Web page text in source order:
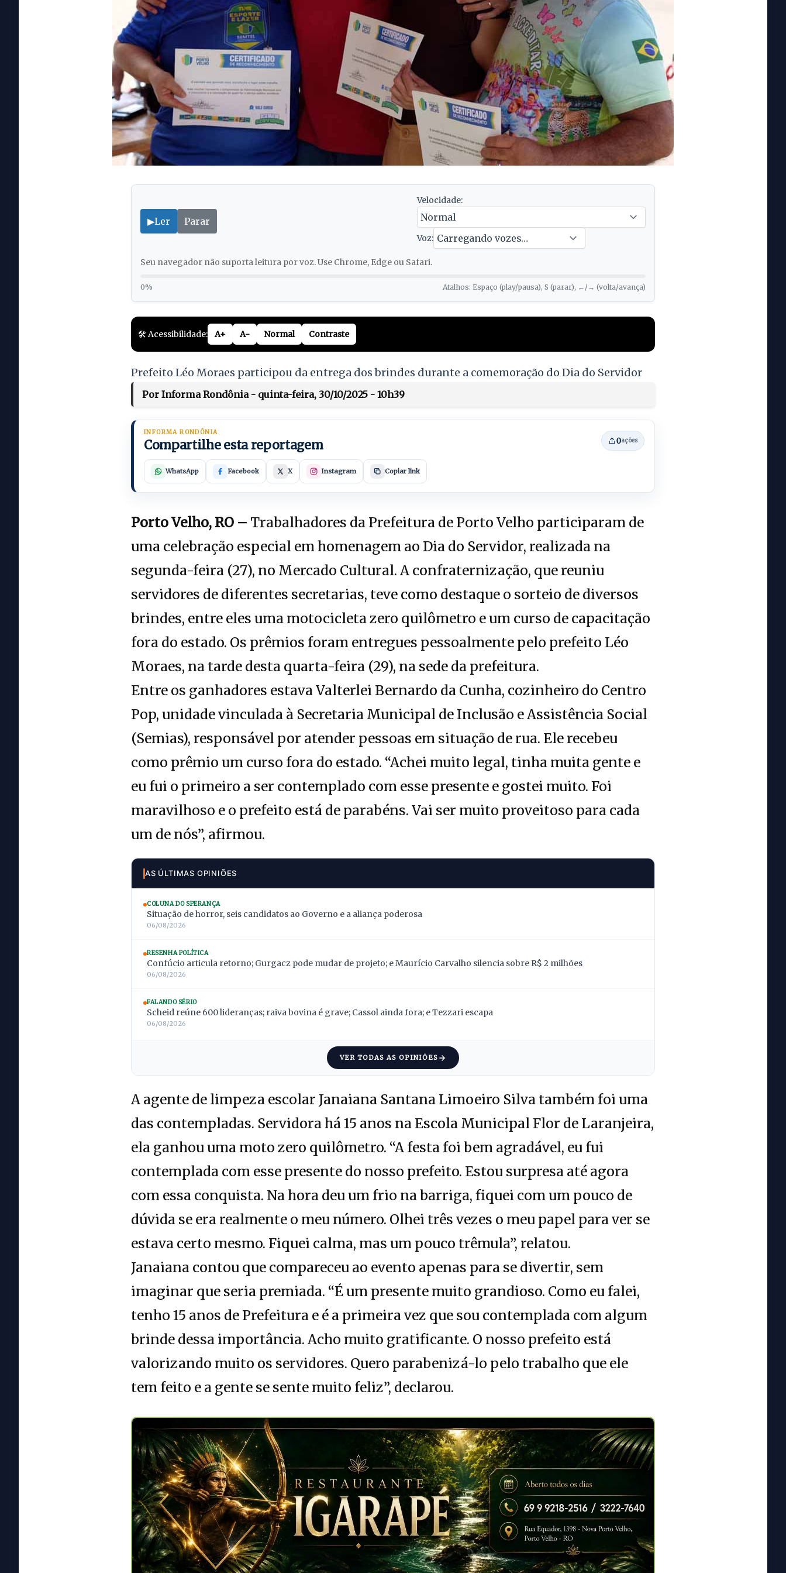
▶Ler Parar
Velocidade:
Voz:
Seu navegador não suporta leitura por voz. Use Chrome, Edge ou Safari.
0% Atalhos: Espaço (play/pausa), S (parar), ←/→ (volta/avança)
🛠️ Acessibilidade: A+ A- Normal Contraste
Prefeito Léo Moraes participou da entrega dos brindes durante a comemoração do Dia do Servidor
Por Informa Rondônia - quinta-feira, 30/10/2025 - 10h39
INFORMA RONDÔNIA
Compartilhe esta reportagem 0ações
WhatsApp Facebook X Instagram Copiar link
Porto Velho, RO – Trabalhadores da Prefeitura de Porto Velho participaram de
uma celebração especial em homenagem ao Dia do Servidor, realizada na
segunda-feira (27), no Mercado Cultural. A confraternização, que reuniu
servidores de diferentes secretarias, teve como destaque o sorteio de diversos
brindes, entre eles uma motocicleta zero quilômetro e um curso de capacitação
fora do estado. Os prêmios foram entregues pessoalmente pelo prefeito Léo
Moraes, na tarde desta quarta-feira (29), na sede da prefeitura.
Entre os ganhadores estava Valterlei Bernardo da Cunha, cozinheiro do Centro
Pop, unidade vinculada à Secretaria Municipal de Inclusão e Assistência Social
(Semias), responsável por atender pessoas em situação de rua. Ele recebeu
como prêmio um curso fora do estado. “Achei muito legal, tinha muita gente e
eu fui o primeiro a ser contemplado com esse presente e gostei muito. Foi
maravilhoso e o prefeito está de parabéns. Vai ser muito proveitoso para cada
um de nós”, afirmou.
AS ÚLTIMAS OPINIÕES
COLUNA DO SPERANÇA
Situação de horror, seis candidatos ao Governo e a aliança poderosa
06/08/2026
RESENHA POLÍTICA
Confúcio articula retorno; Gurgacz pode mudar de projeto; e Maurício Carvalho silencia sobre R$ 2 milhões
06/08/2026
FALANDO SÉRIO
Scheid reúne 600 lideranças; raiva bovina é grave; Cassol ainda fora; e Tezzari escapa
06/08/2026
VER TODAS AS OPINIÕES
A agente de limpeza escolar Janaiana Santana Limoeiro Silva também foi uma
das contempladas. Servidora há 15 anos na Escola Municipal Flor de Laranjeira,
ela ganhou uma moto zero quilômetro. “A festa foi bem agradável, eu fui
contemplada com esse presente do nosso prefeito. Estou surpresa até agora
com essa conquista. Na hora deu um frio na barriga, fiquei com um pouco de
dúvida se era realmente o meu número. Olhei três vezes o meu papel para ver se
estava certo mesmo. Fiquei calma, mas um pouco trêmula”, relatou.
Janaiana contou que compareceu ao evento apenas para se divertir, sem
imaginar que seria premiada. “É um presente muito grandioso. Como eu falei,
tenho 15 anos de Prefeitura e é a primeira vez que sou contemplada com algum
brinde dessa importância. Acho muito gratificante. O nosso prefeito está
valorizando muito os servidores. Quero parabenizá-lo pelo trabalho que ele
tem feito e a gente se sente muito feliz”, declarou.